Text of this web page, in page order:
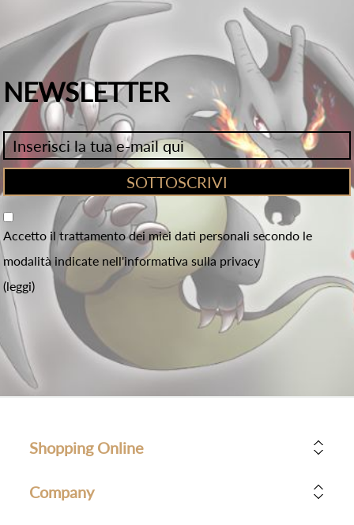
NEWSLETTER
Accetto il trattamento dei miei dati personali secondo le
modalità indicate nell'informativa sulla privacy
(leggi)
Shopping Online
Company